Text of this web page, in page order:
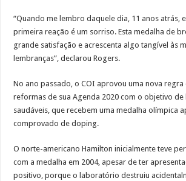
“Quando me lembro daquele dia, 11 anos atrás,
primeira reação é um sorriso. Esta medalha de
grande satisfação e acrescenta algo tangível às
lembranças”, declarou Rogers.
No ano passado, o COI aprovou uma nova
reformas de sua Agenda 2020 com o objetivo
saudáveis, que recebem uma medalha olímpica
comprovado de doping.
O norte-americano Hamilton inicialmente teve
com a medalha em 2004, apesar de ter
positivo, porque o laboratório destruiu